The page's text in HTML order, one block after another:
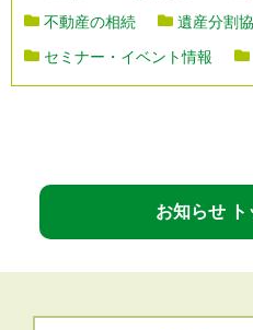
不動産の相続
遺産分割
セミナー・イベント情報
お知らせ ト